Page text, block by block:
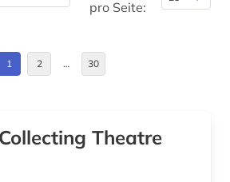
august wilhelm iffland (1)
avantgarde (1)
pro Seite:
1 2 … 30
Theatre